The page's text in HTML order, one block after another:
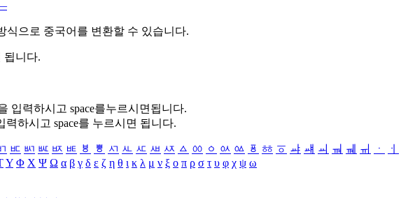
식으로 중국어를 변환할 수 있습니다.
됩니다.
입력하시고 space를누르시면됩니다.
력하시고 space를 누르시면 됩니다.
ㅳ ㅴ ㅵ ㅶ ㅷ ㅸ ㅹ ㅺ ㅻ ㅼ ㅽ ㅾ ㅿ ㆀ ㆁ ㆂ ㆃ ㆄ ㆅ ㆆ ㆇ ㆈ ㆉ ㆊ ㆋ ㆌ ㆍ
ㆎ
Υ Φ Χ Ψ Ω α β γ δ ε ζ η θ ι κ λ μ ν ξ ο π ρ σ τ υ φ χ ψ ω